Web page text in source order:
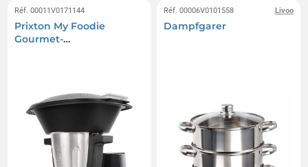
Réf. 00011V0171144
Prixton My Foodie
Gourmet-
Livoo
Réf. 00006V0101558
Dampfgarer